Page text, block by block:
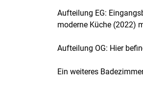
Aufteilung EG:
moderne Küche (2022)
Aufteilung OG: Hier
Ein weiteres